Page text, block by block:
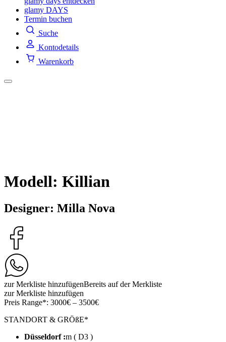
glamy DAYS
Termin buchen
Suche
Kontodetails
Warenkorb
Modell: Killian
Designer: Milla Nova
zur Merkliste hinzufügenBereits auf der Merkliste
zur Merkliste hinzufügen
Preis Range*: 3000€ – 3500€
STANDORT & GRÖßE*
Düsseldorf :m ( D3 )